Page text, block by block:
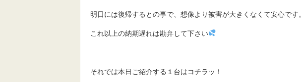
明日には復帰するとの事で、想像より被害が大きくなくて安心です。
これ以上の納期遅れは勘弁して下さい
それでは本日ご紹介する１台はコチラッ！